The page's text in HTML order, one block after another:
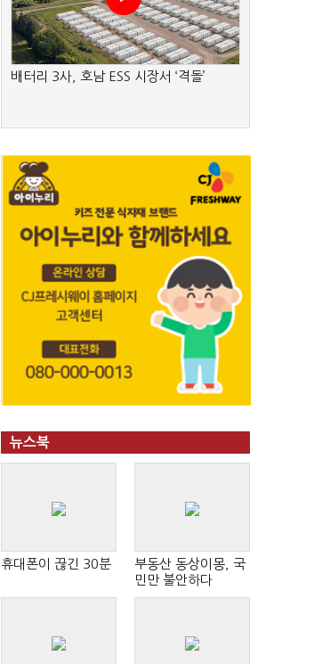
배터리 3사, 호남 ESS 시장서 ‘격돌’
뉴스북
휴대폰이 끊긴 30분
부동산 동상이몽, 국
민만 불안하다